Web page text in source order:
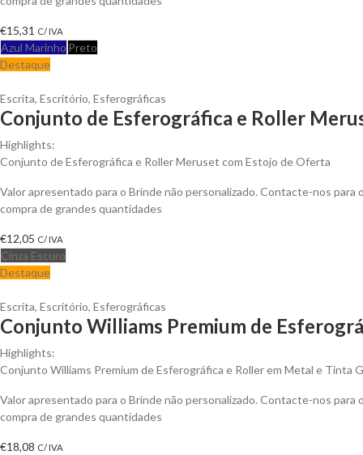
€15,31 C/ IVA
Azul Marinho Preto
Destaque
Escrita, Escritório, Esferográficas
Conjunto de Esferográfica e Roller
Highlights:
Conjunto de Esferográfica e Roller Meruset com Estojo de Oferta
Valor apresentado para o Brinde não personalizado. Contacte-nos para
compra de grandes quantidades
€12,05 C/ IVA
Cinza Escuro
Destaque
Escrita, Escritório, Esferográficas
Conjunto Williams Premium de
Highlights:
Conjunto Williams Premium de Esferográfica e Roller em Metal e Tinta
Valor apresentado para o Brinde não personalizado. Contacte-nos para
compra de grandes quantidades
€18,08 C/ IVA